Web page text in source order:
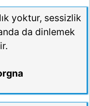
yoktur, sessizlik
da dinlemek